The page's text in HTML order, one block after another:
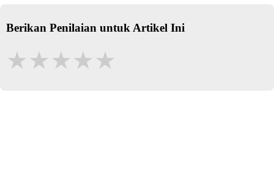
Berikan Penilaian untuk Artikel Ini
★★★★★